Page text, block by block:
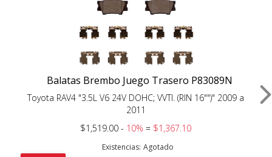
Balatas Brembo Juego Trasero P83089N
Toyota RAV4 "3.5L V6 24V DOHC; VVTI. (RIN 16"")" 2009 a
2011
$1,519.00 - 10%= $1,367.10
Existencias: Agotado